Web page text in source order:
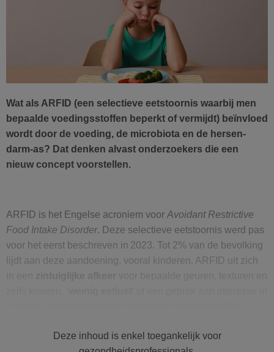
Wat als ARFID (een selectieve eetstoornis waarbij men
bepaalde voedingsstoffen beperkt of vermijdt) beïnvloed
wordt door de voeding, de microbiota en de hersen-
darm-as? Dat denken alvast onderzoekers die een
nieuw concept voorstellen.
ARFID is het Engelse acroniem voor Avoidant Restrictive
Food Intake Disorder. Deze selectieve eetstoornis werd pas
voor het eerst beschreven in 2023. Tot 2% van de bevolking
lijdt aan deze aandoening, vooral kinderen. ARFID uit zich
darmklachten … Het gevolg? Een voeding die niet meer
Deze inhoud is enkel toegankelijk voor